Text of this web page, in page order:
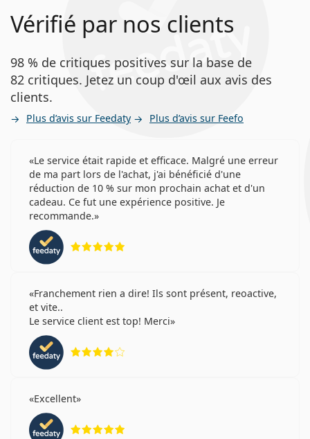
Vérifié par nos clients
98 % de critiques positives sur la base de
82 critiques. Jetez un coup d'œil aux avis des
clients.
Plus d’avis sur Feedaty Plus d’avis sur Feefo
Le service était rapide et efficace. Malgré une erreur
de ma part lors de l'achat, j'ai bénéficié d'une
réduction de 10 % sur mon prochain achat et d'un
cadeau. Ce fut une expérience positive. Je
recommande.
Franchement rien a dire! Ils sont présent, reoactive,
et vite..
Le service client est top! Merci
Excellent